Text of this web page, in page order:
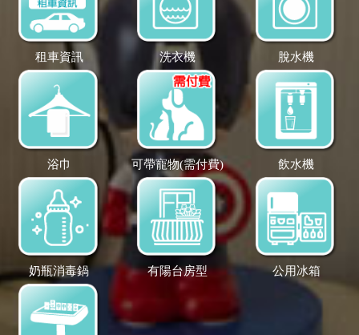
租車資訊 洗衣機 脫水機
浴巾 可帶寵物(需付費) 飲水機
奶瓶消毒鍋 有陽台房型 公用冰箱